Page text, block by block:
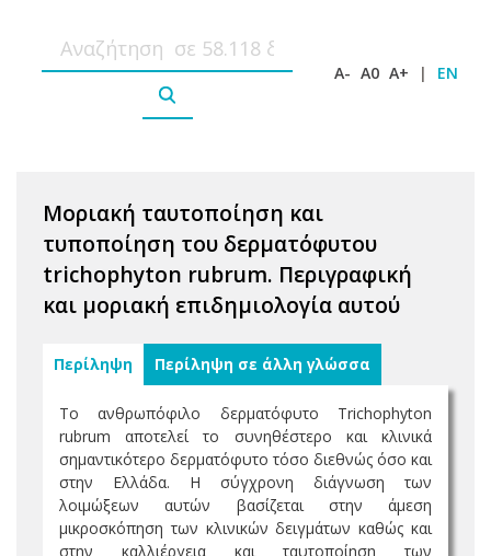
A- A0 A+ | EN
Μοριακή ταυτοποίηση και
τυποποίηση του δερματόφυτου
trichophyton rubrum. Περιγραφική
και μοριακή επιδημιολογία αυτού
Περίληψη Περίληψη σε άλλη γλώσσα
Το ανθρωπόφιλο δερματόφυτο Trichophyton
rubrum αποτελεί το συνηθέστερο και κλινικά
σημαντικότερο δερματόφυτο τόσο διεθνώς όσο και
στην Ελλάδα. Η σύγχρονη διάγνωση των
λοιμώξεων αυτών βασίζεται στην άμεση
μικροσκόπηση των κλινικών δειγμάτων καθώς και
στην καλλιέργεια και ταυτοποίηση των